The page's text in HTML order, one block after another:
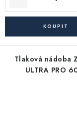
Tlaková nádoba
ULTRA PRO